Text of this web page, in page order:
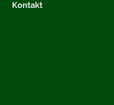
Kontakt